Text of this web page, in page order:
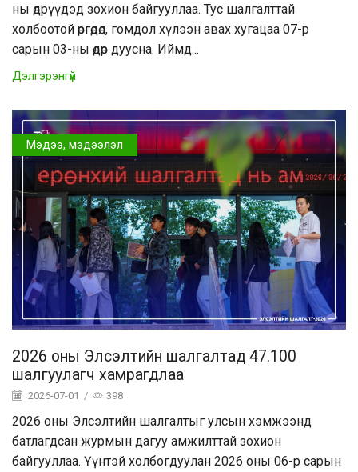
ны өдрүүдэд зохион байгууллаа. Тус шалгалттай
холбоотой өргөдөл, гомдол хүлээн авах хугацаа 07-р
сарын 03-ны өдөр дуусна. Иймд...
Дэлгэрэнгүй
Мэдээ, мэдээлэл
2026 оны Элсэлтийн шалгалтад 47.100
шалгуулагч хамрагдлаа
2026-07-01 / 398
2026 оны Элсэлтийн шалгалтыг улсын хэмжээнд
батлагдсан журмын дагуу амжилттай зохион
байгууллаа. Үүнтэй холбогдуулан 2026 оны 06-р сарын